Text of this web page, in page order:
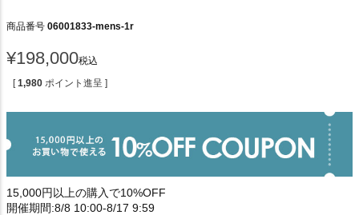
商品番号 06001833-mens-1r
¥198,000税込
[ 1,980 ポイント進呈 ]
15,000円以上の購入で10%OFF
開催期間:8/8 10:00-8/17 9:59